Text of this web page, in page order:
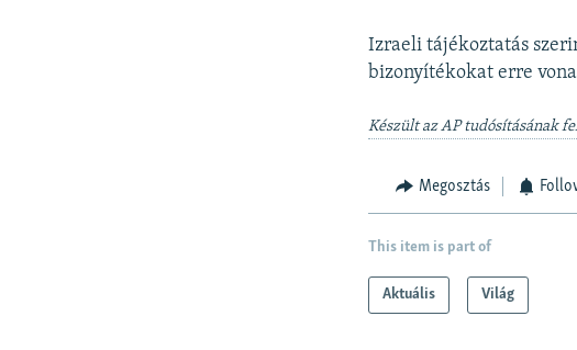
Izraeli tájékoztatás
bizonyítékokat erre
Készült az AP tudósításának
Megosztás
This item is part of
Aktuális Világ